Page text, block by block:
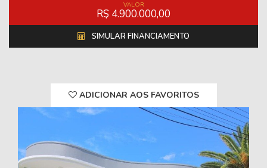
VALOR
R$ 4.900.000,00
SIMULAR FINANCIAMENTO
ADICIONAR AOS FAVORITOS